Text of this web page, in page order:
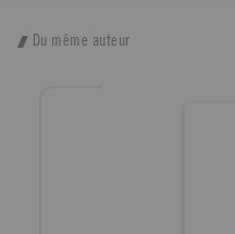
Du même auteur